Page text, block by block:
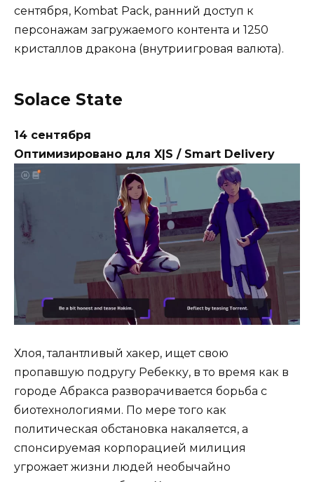
сентября, Kombat Pack, ранний доступ к
персонажам загружаемого контента и 1250
кристаллов дракона (внутриигровая валюта).
Solace State
14 сентября
Оптимизировано для X|S / Smart Delivery
Хлоя, талантливый хакер, ищет свою
пропавшую подругу Ребекку, в то время как в
городе Абракса разворачивается борьба с
биотехнологиями. По мере того как
политическая обстановка накаляется, а
спонсируемая корпорацией милиция
угрожает жизни людей необычайно